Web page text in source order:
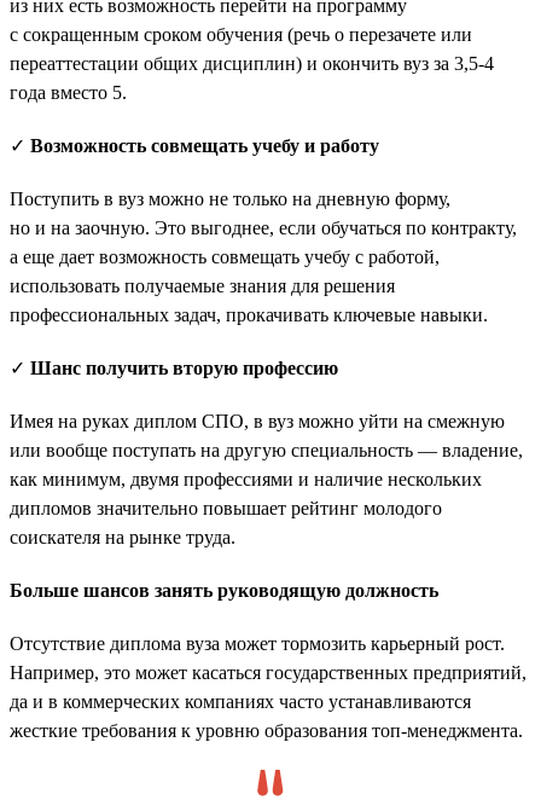
из них есть возможность перейти на программу
с сокращенным сроком обучения (речь о перезачете или
переаттестации общих дисциплин) и окончить вуз за 3,5-4
года вместо 5.
✓ Возможность совмещать учебу и работу
Поступить в вуз можно не только на дневную форму,
но и на заочную. Это выгоднее, если обучаться по контракту,
а еще дает возможность совмещать учебу с работой,
использовать получаемые знания для решения
профессиональных задач, прокачивать ключевые навыки.
✓ Шанс получить вторую профессию
Имея на руках диплом СПО, в вуз можно уйти на смежную
или вообще поступать на другую специальность — владение,
как минимум, двумя профессиями и наличие нескольких
дипломов значительно повышает рейтинг молодого
соискателя на рынке труда.
Больше шансов занять руководящую должность
Отсутствие диплома вуза может тормозить карьерный рост.
Например, это может касаться государственных предприятий,
да и в коммерческих компаниях часто устанавливаются
жесткие требования к уровню образования топ-менеджмента.